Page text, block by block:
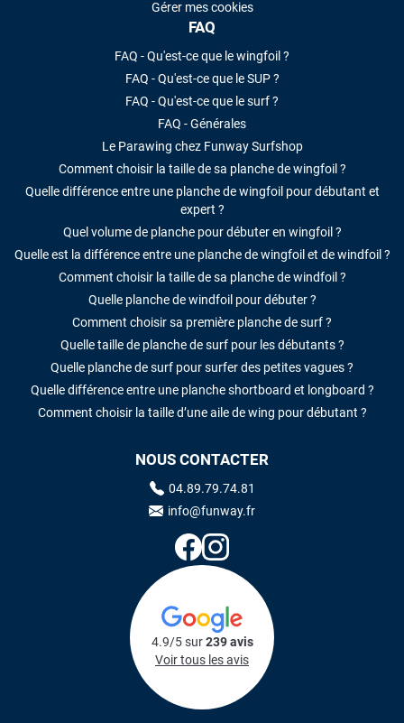
Gérer mes cookies
FAQ
FAQ - Qu'est-ce que le wingfoil ?
FAQ - Qu'est-ce que le SUP ?
FAQ - Qu'est-ce que le surf ?
FAQ - Générales
Le Parawing chez Funway Surfshop
Comment choisir la taille de sa planche de wingfoil ?
Quelle différence entre une planche de wingfoil pour débutant et
expert ?
Quel volume de planche pour débuter en wingfoil ?
Quelle est la différence entre une planche de wingfoil et de windfoil ?
Comment choisir la taille de sa planche de windfoil ?
Quelle planche de windfoil pour débuter ?
Comment choisir sa première planche de surf ?
Quelle taille de planche de surf pour les débutants ?
Quelle planche de surf pour surfer des petites vagues ?
Quelle différence entre une planche shortboard et longboard ?
Comment choisir la taille d’une aile de wing pour débutant ?
NOUS CONTACTER
04.89.79.74.81
info@funway.fr
4.9/5 sur239 avis
Voir tous les avis